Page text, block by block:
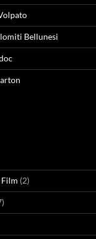
Bellunesi
(2)